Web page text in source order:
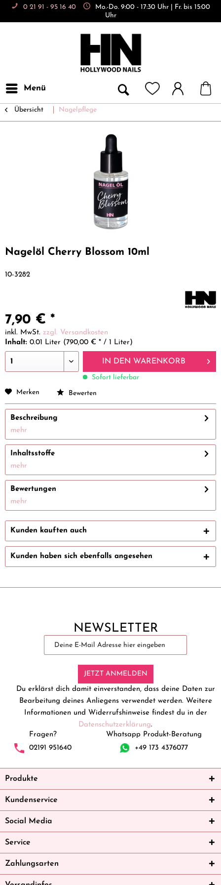
0 21 91 - 95 16 40
Mo.-Do. 9:00 - 17:30 Uhr | Fr. bis 15:00
Uhr
Menü
Übersicht Nagelpflege
Nagelöl Cherry Blossom 10ml
10-3282
7,90 € *
inkl. MwSt. zzgl. Versandkosten
Inhalt: 0.01 Liter (790,00 € * / 1 Liter)
IN DEN WARENKORB
Sofort lieferbar
Merken
Bewerten
Beschreibung
mehr
Inhaltsstoffe
mehr
Bewertungen
mehr
Kunden kauften auch
Kunden haben sich ebenfalls angesehen
NEWSLETTER
JETZT ANMELDEN
Du erklärst dich damit einverstanden, dass deine Daten zur
Bearbeitung deines Anliegens verwendet werden. Weitere
Informationen und Widerrufshinweise findest du in der
Datenschutzerklärung.
Fragen?
02191 951640
Whatsapp Produkt-Beratung
+49 173 4376077
Produkte
Kundenservice
Social Media
Service
Zahlungsarten